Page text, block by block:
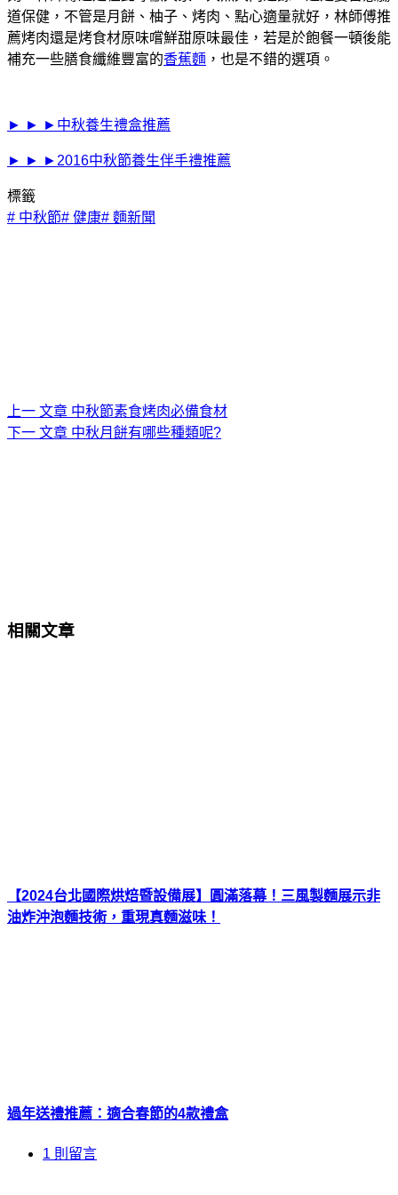
道保健，不管是月餅、柚子、烤肉、點心適量就好，林師傅推
薦烤肉還是烤食材原味嚐鮮甜原味最佳，若是於飽餐一頓後能
補充一些膳食纖維豐富的香蕉麵 ，也是不錯的選項。
► ► ►中秋養生禮盒推薦
► ► ►2016中秋節養生伴手禮推薦
標籤
# 中秋節# 健康# 麵新聞
上一 文章 中秋節素食烤肉必備食材
下一 文章 中秋月餅有哪些種類呢?
相關文章
【2024台北國際烘焙暨設備展】圓滿落幕！三風製麵展示非
油炸沖泡麵技術，重現真麵滋味！
過年送禮推薦：適合春節的4款禮盒
1 則留言